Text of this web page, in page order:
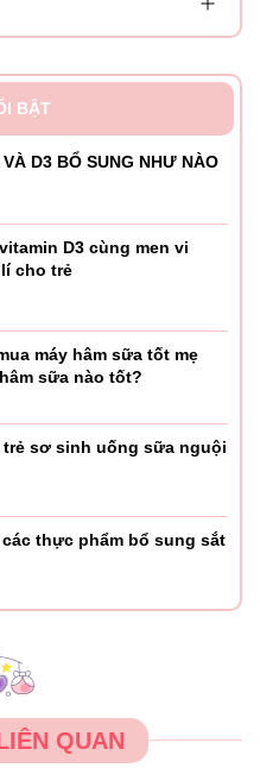
BẬT
D3 BỔ SUNG NHƯ NÀO
D3 cùng men vi
cho trẻ
máy hâm sữa tốt mẹ
sữa nào tốt?
trẻ sơ sinh uống sữa nguội
thực phẩm bổ sung sắt
QUAN